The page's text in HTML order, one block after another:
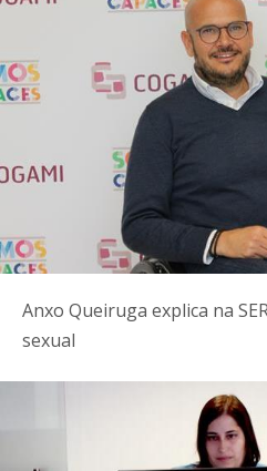
Anxo Queiruga explica na
sexual